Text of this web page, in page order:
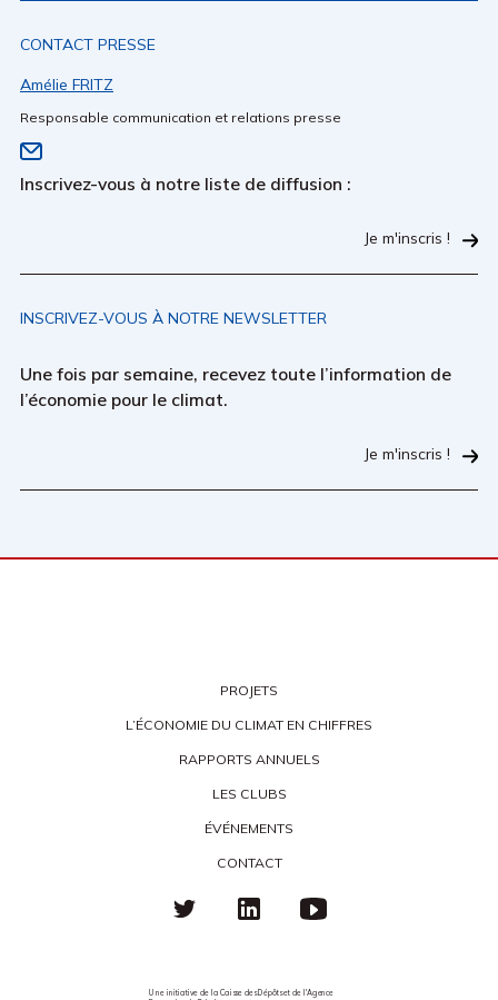
CONTACT PRESSE
Amélie FRITZ
Responsable communication et relations presse
Inscrivez-vous à notre liste de diffusion :
Je m'inscris !
INSCRIVEZ-VOUS À NOTRE NEWSLETTER
Une fois par semaine, recevez toute l’information de
l’économie pour le climat.
Je m'inscris !
PROJETS
L’ÉCONOMIE DU CLIMAT EN CHIFFRES
RAPPORTS ANNUELS
LES CLUBS
ÉVÉNEMENTS
CONTACT
Une initiative de la Caisse des Dépôts et de l'Agence